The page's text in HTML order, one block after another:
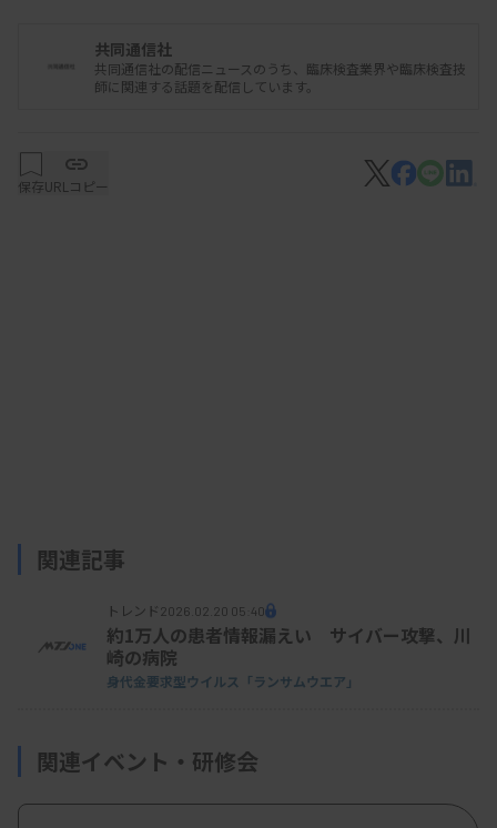
共同通信社
共同通信社の配信ニュースのうち、臨床検査業界や臨床検査技
師に関連する話題を配信しています。
保存URLコピー
関連記事
トレンド 2026.02.20 05:40
約1万人の患者情報漏えい サイバー攻撃、川
崎の病院
身代金要求型ウイルス「ランサムウエア」
関連イベント・研修会